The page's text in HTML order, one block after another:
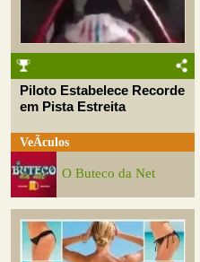
Piloto Estabelece Recorde
em Pista Estreita
VeÃ­culos
O Buteco da Net